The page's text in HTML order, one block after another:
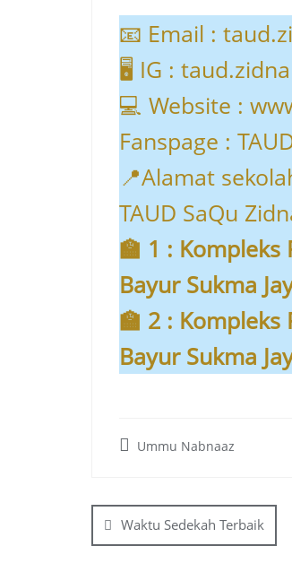
📧 Email :
🖥️ IG : taud.zidna
💻 Website :
Fanspage :
📍Alamat
TAUD SaQu
🏫 1 : Kompleks
Bayur Sukma
🏫 2 : Kompleks
Bayur Sukma
Ummu Nabnaaz
Post
navigation
Waktu Sedekah Terbaik